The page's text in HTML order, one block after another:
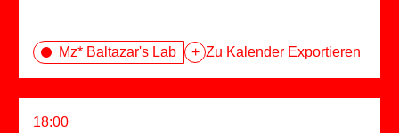
Mz* Baltazar's Lab + Zu Kalender Exportieren
18:00